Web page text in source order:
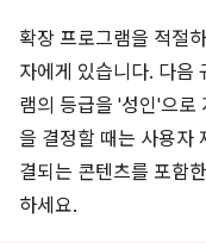
확장 프로그램을 적절
자에게 있습니다. 다음
램의 등급을 '성인'으로
을 결정할 때는 사용자
결되는 콘텐츠를 포함
하세요.